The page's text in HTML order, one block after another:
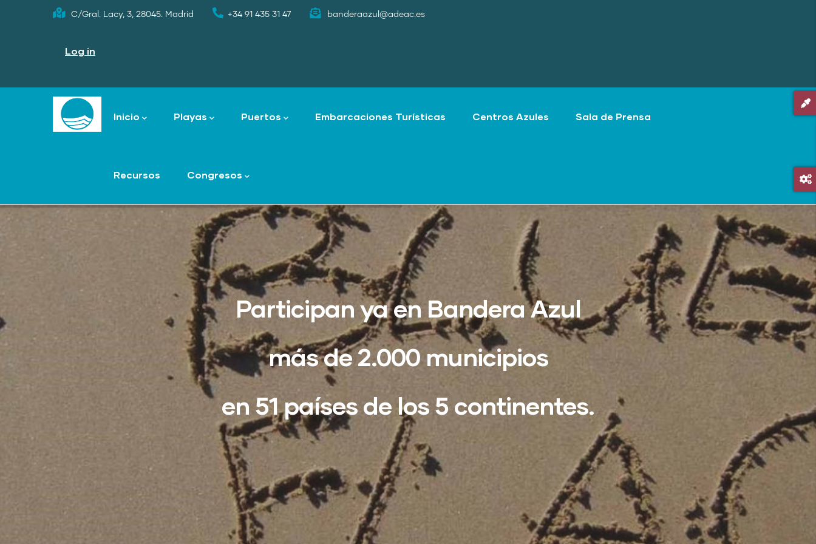
C/Gral. Lacy, 3, 28045. Madrid +34 91 435 31 47 banderaazul@adeac.es
account
menu
Log in
navigation
Inicio Playas Puertos Embarcaciones Turísticas Centros Azules Sala de Prensa
Recursos Congresos
Participan ya en Bandera Azul
más de 2.000 municipios
en 51 países de los 5 continentes.